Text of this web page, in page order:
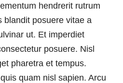
hendrerit rutrum
blandit posuere vitae a
ut. Et imperdiet
posuere. Nisl
pharetra et tempus.
quam nisl sapien. Arcu